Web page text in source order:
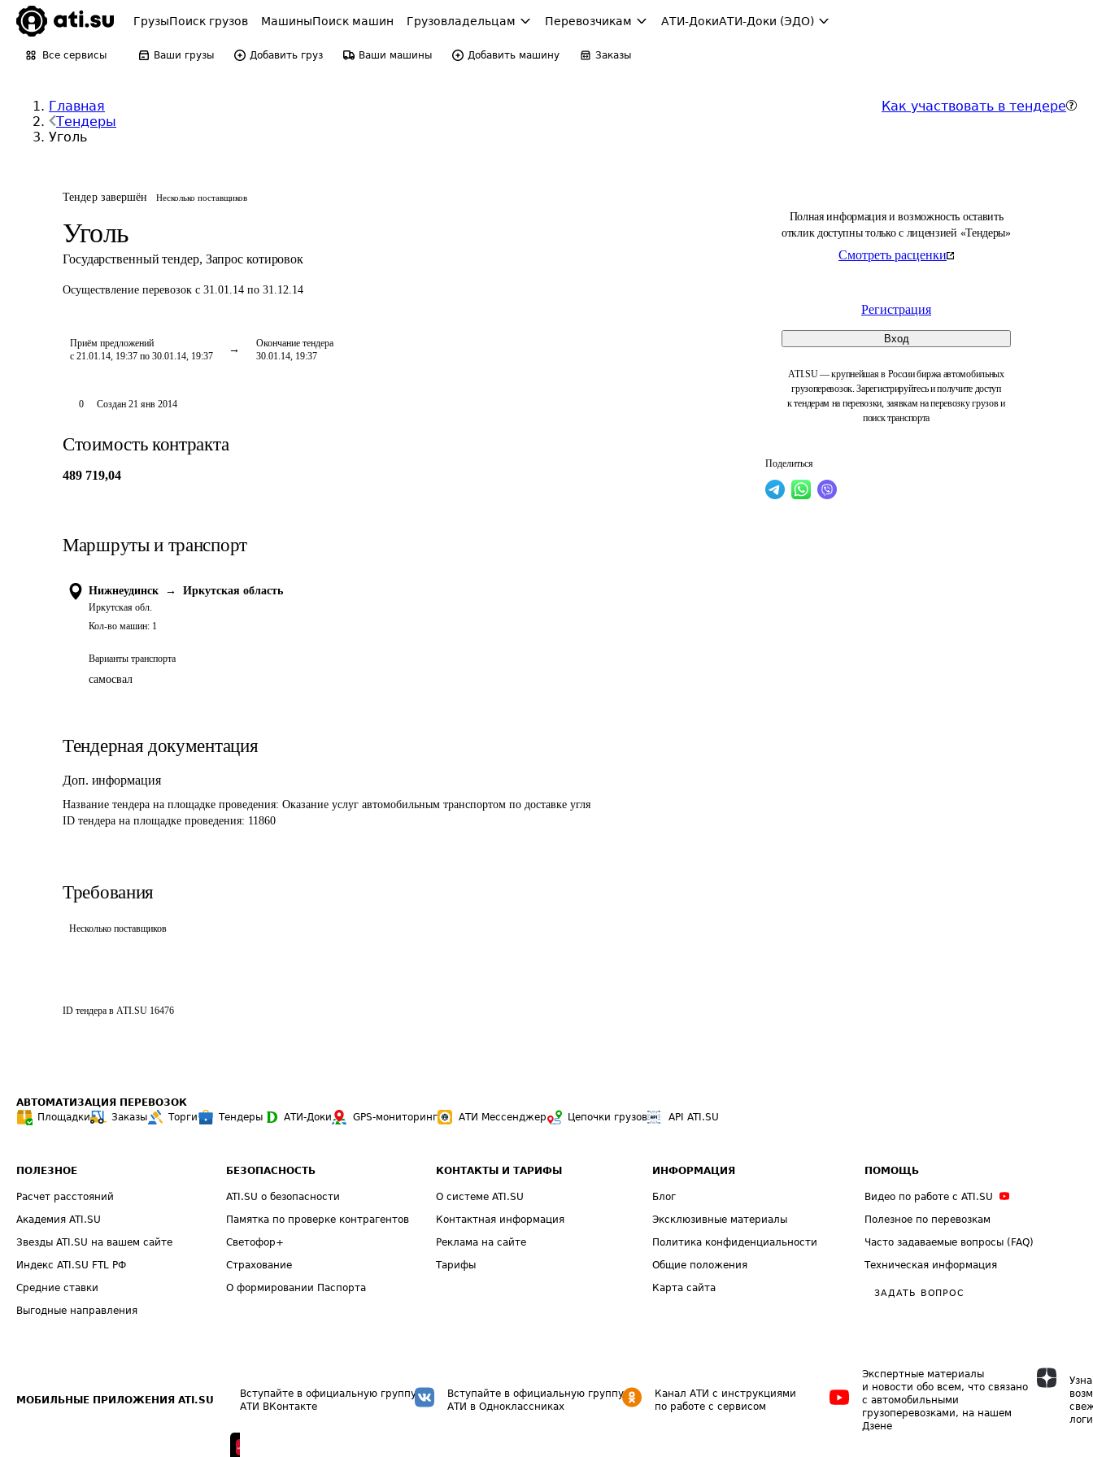
ГрузыПоиск грузов МашиныПоиск машин Грузовладельцам Перевозчикам АТИ-ДокиАТИ-Доки (ЭДО)
Все сервисы Ваши грузы Добавить груз Ваши машины Добавить машину Заказы
Главная
Тендеры
Уголь
Как участвовать в тендере
Тендер завершён Несколько поставщиков
Уголь
Государственный тендер, Запрос котировок
Осуществление перевозок с 31.01.14 по 31.12.14
Приём предложений
с 21.01.14, 19:37 по 30.01.14, 19:37
Окончание тендера
30.01.14, 19:37
Полная информация и возможность оставить
отклик доступны только с лицензией «Тендеры»
Смотреть расценки
Регистрация
Вход
ATI.SU — крупнейшая в России биржа автомобильных
грузоперевозок. Зарегистрируйтесь и получите доступ
к тендерам на перевозки, заявкам на перевозку грузов и
поиск транспорта
Поделиться
0 Создан 21 янв 2014
Стоимость контракта
489 719,04
Маршруты и транспорт
Нижнеудинск →
Иркутская обл.
Иркутская область
Кол-во машин: 1
Варианты транспорта
самосвал
Тендерная документация
Доп. информация
Название тендера на площадке проведения: Оказание услуг автомобильным транспортом по доставке угля
ID тендера на площадке проведения: 11860
Требования
Несколько поставщиков
ID тендера в ATI.SU 16476
АВТОМАТИЗАЦИЯ ПЕРЕВОЗОК
Площадки
Заказы Торги Тендеры АТИ-Доки GPS-мониторинг АТИ Мессенджер Цепочки грузов API ATI.SU
ПОЛЕЗНОЕ
Расчет расстояний
Академия ATI.SU
Звезды ATI.SU на вашем сайте
Индекс ATI.SU FTL РФ
Средние ставки
Выгодные направления
БЕЗОПАСНОСТЬ
ATI.SU о безопасности
Памятка по проверке контрагентов
Светофор+
Страхование
О формировании Паспорта
КОНТАКТЫ И ТАРИФЫ
О системе ATI.SU
Контактная информация
Реклама на сайте
Тарифы
ИНФОРМАЦИЯ
Блог
Эксклюзивные материалы
Политика конфиденциальности
Общие положения
Карта сайта
ПОМОЩЬ
Видео по работе с ATI.SU
Полезное по перевозкам
Часто задаваемые вопросы (FAQ)
Техническая информация
ЗАДАТЬ ВОПРОС
МОБИЛЬНЫЕ ПРИЛОЖЕНИЯ ATI.SU
Вступайте в официальную группу
АТИ ВКонтакте
Вступайте в официальную группу
АТИ в Одноклассниках
Канал АТИ с инструкциями
по работе с сервисом
Экспертные материалы
и новости обо всем, что связано
с автомобильными
грузоперевозками, на нашем
Дзене